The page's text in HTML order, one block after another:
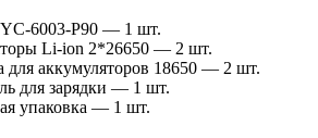
6003-P90 — 1 шт.
Li-ion 2*26650 — 2 шт.
для аккумуляторов 18650 — 2 шт.
для зарядки — 1 шт.
упаковка — 1 шт.